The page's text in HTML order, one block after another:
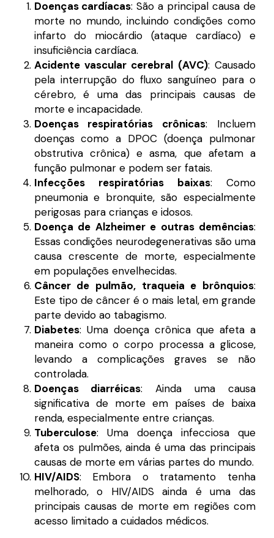
Doenças cardíacas: São a principal causa de
morte no mundo, incluindo condições como
infarto do miocárdio (ataque cardíaco) e
insuficiência cardíaca.
Acidente vascular cerebral (AVC): Causado
pela interrupção do fluxo sanguíneo para o
cérebro, é uma das principais causas de
morte e incapacidade.
Doenças respiratórias crônicas: Incluem
doenças como a DPOC (doença pulmonar
obstrutiva crônica) e asma, que afetam a
função pulmonar e podem ser fatais.
Infecções respiratórias baixas: Como
pneumonia e bronquite, são especialmente
perigosas para crianças e idosos.
Doença de Alzheimer e outras demências:
Essas condições neurodegenerativas são uma
causa crescente de morte, especialmente
em populações envelhecidas.
Câncer de pulmão, traqueia e brônquios:
Este tipo de câncer é o mais letal, em grande
parte devido ao tabagismo.
Diabetes: Uma doença crônica que afeta a
maneira como o corpo processa a glicose,
levando a complicações graves se não
controlada.
Doenças diarréicas: Ainda uma causa
significativa de morte em países de baixa
renda, especialmente entre crianças.
Tuberculose: Uma doença infecciosa que
afeta os pulmões, ainda é uma das principais
causas de morte em várias partes do mundo.
HIV/AIDS: Embora o tratamento tenha
melhorado, o HIV/AIDS ainda é uma das
principais causas de morte em regiões com
acesso limitado a cuidados médicos.